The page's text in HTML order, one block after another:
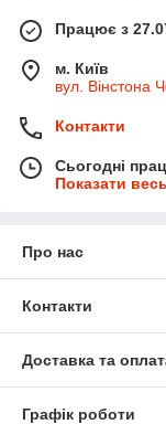
Працює з
м. Київ
вул. Вінстона
Контакти
Сьогодні
Показати
Про нас
Контакти
Доставка та
Графік роботи